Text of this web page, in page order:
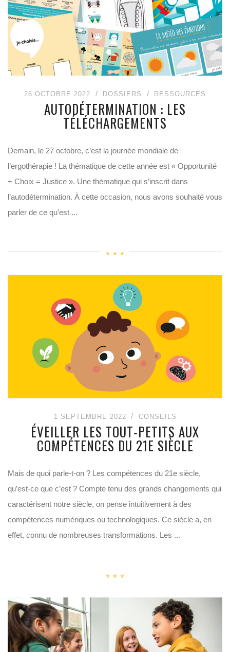
26 OCTOBRE 2022 DOSSIERS RESSOURCES
AUTODÉTERMINATION : LES
TÉLÉCHARGEMENTS
Demain, le 27 octobre, c’est la journée mondiale de
l’ergothérapie ! La thématique de cette année est « Opportunité
+ Choix = Justice ». Une thématique qui s’inscrit dans
l’autodétermination. À cette occasion, nous avons souhaité vous
parler de ce qu’est ...
1 SEPTEMBRE 2022 CONSEILS
ÉVEILLER LES TOUT-PETITS AUX
COMPÉTENCES DU 21E SIÈCLE
Mais de quoi parle-t-on ? Les compétences du 21e siècle,
qu’est-ce que c’est ? Compte tenu des grands changements qui
caractérisent notre siècle, on pense intuitivement à des
compétences numériques ou technologiques. Ce siècle a, en
effet, connu de nombreuses transformations. Les ...